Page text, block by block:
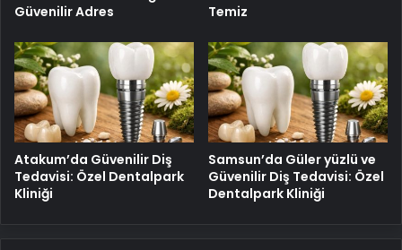
Güvenilir Adres
Temiz
Atakum’da Güvenilir Diş
Tedavisi: Özel Dentalpark
Kliniği
Samsun’da Güler yüzlü ve
Güvenilir Diş Tedavisi: Özel
Dentalpark Kliniği